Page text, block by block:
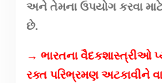
અને તેમના ઉપયોગ કરવા
છે.
→ ભારતના વૈદકશાસ્ત્રીઓ
રક્ત પરિભ્રમણ અટકાવીને